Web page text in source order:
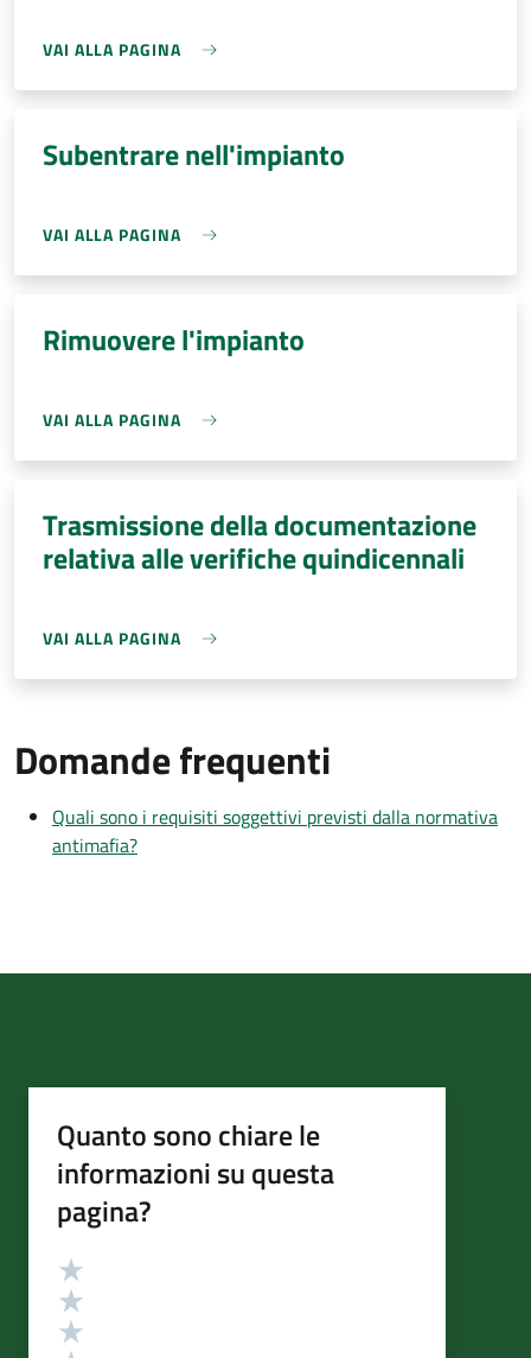
VAI ALLA PAGINA
Subentrare nell'impianto
VAI ALLA PAGINA
Rimuovere l'impianto
VAI ALLA PAGINA
Trasmissione della documentazione
relativa alle verifiche quindicennali
VAI ALLA PAGINA
Domande frequenti
Quali sono i requisiti soggettivi previsti dalla normativa
antimafia?
Quanto sono chiare le
informazioni su questa
pagina?
Valutazione